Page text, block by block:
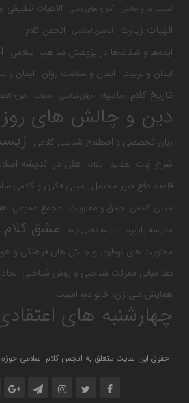
آسیب ها و چالش آموزه های دینی الاهیات تطبیقی
الهیات زیارت انجمن اسلامی
انجمن کلام
ایده‌ها و شکاف‌ها در پژوهش مذاهب اسلامی
ایمان و تربیت ایمان و سلامت روان ایمان و
تاریخ کلام امامیه جهان‌شناسی حجاب حوزه
دین و چالش های روز
زبان تخصصی و اصطلاح شناسی کلامی
شرح آیات العقاید عفاف عقل در اندیشه
قاعده دفع ضرر محتمل مبانی فکری و کلامی
مبانی کلامی اخلاق و معنویت مجمع عمومی
مدرسه پاییزه مدرسه کلامی کوفه مشق کلام
معنویت های نوظهور و چالش های فرهنگی و
نقد مبانی معرفت شناختی و روش شناختی
همایش ملی زن، خانواده، امنیت
چهارشنبه های
حقوق این سایت متعلق به انجمن کلام اسلامی